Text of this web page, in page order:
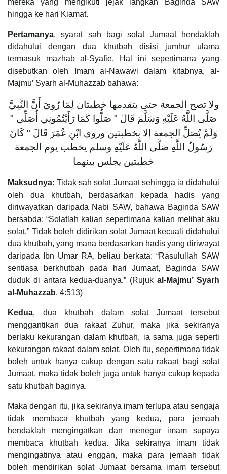
hingga ke hari Kiamat.
Pertamanya, syarat sah bagi solat Jumaat hendaklah
didahului dengan dua khutbah disisi jumhur ulama
termasuk mazhab al-Syafie. Hal ini sepertimana yang
disebutkan oleh Imam al-Nawawi dalam kitabnya, al-
Majmu’ Syarh al-Muhazzab bahawa:
ولا تصح الجمعة حتى يتقدمها خطبتان لِمَا رُوِيَ أَنَّ النَّبِيَّ
صَلَّى اللَّهُ عَلَيْهِ وَسَلَّمَ قَالَ " صَلُّوا كَمَا رَأَيْتُمُونِي أُصَلِّي "
وَلَمْ يُصَلِّ الجمعة إلا بخطبتين وروى ابْنِ عُمَرَ قَالَ " كَانَ
رَسُولُ اللَّهِ صَلَّى اللَّهُ عَلَيْهِ وسلم يخطب يوم الجمعة
خطبتين يجلس بينهما
Maksudnya:Tidak sah solat Jumaat sehingga ia didahului
oleh dua khutbah, berdasarkan kepada hadis yang
diriwayatkan daripada Nabi SAW, bahawa Baginda SAW
bersabda: “Solatlah kalian sepertimana kalian melihat aku
solat.” Tidak boleh didirikan solat Jumaat kecuali didahului
dua khutbah, yang mana berdasarkan hadis yang diriwayat
daripada Ibn Umar RA, beliau berkata: “Rasulullah SAW
sentiasa berkhutbah pada hari Jumaat, Baginda SAW
duduk di antara kedua-duanya.” (Rujuk al-Majmu’ Syarh
al-Muhazzab, 4:513)
Kedua, dua khutbah dalam solat Jumaat tersebut
menggantikan dua rakaat Zuhur, maka jika sekiranya
berlaku kekurangan dalam khutbah, ia sama juga seperti
kekurangan rakaat dalam solat. Oleh itu, sepertimana tidak
boleh untuk hanya cukup dengan satu rakaat bagi solat
Jumaat, maka tidak boleh juga untuk hanya cukup kepada
satu khutbah baginya.
Maka dengan itu, jika sekiranya imam terlupa atau sengaja
tidak membaca khutbah yang kedua, para jemaah
hendaklah mengingatkan dan menegur imam supaya
membaca khutbah kedua. Jika sekiranya imam tidak
mengingatinya atau enggan, maka para jemaah tidak
boleh mendirikan solat Jumaat bersama imam tersebut